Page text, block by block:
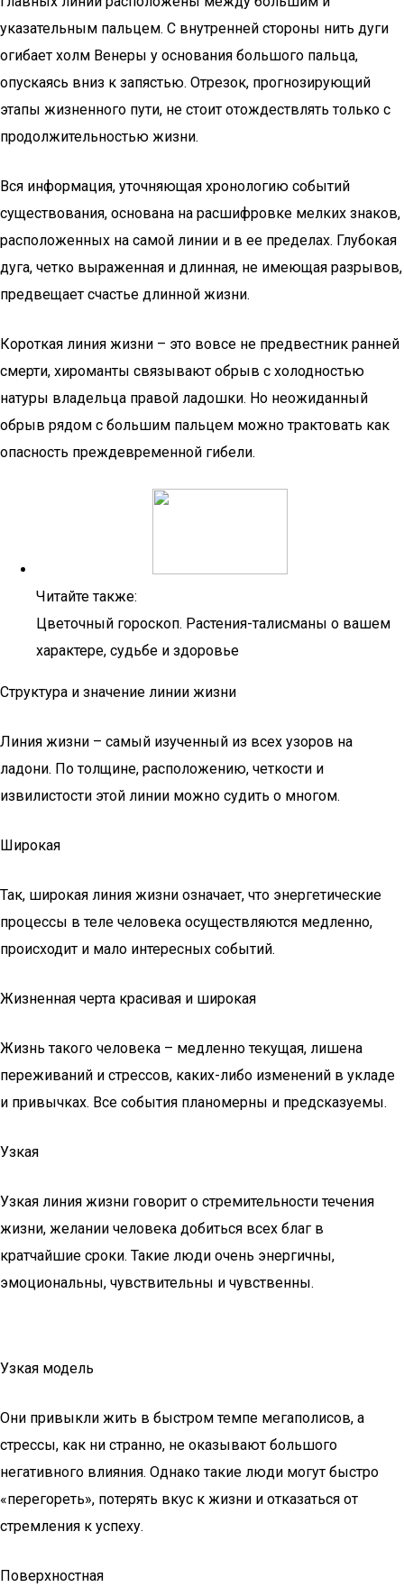
указательным пальцем. С внутренней стороны нить дуги
огибает холм Венеры у основания большого пальца,
опускаясь вниз к запястью. Отрезок, прогнозирующий
этапы жизненного пути, не стоит отождествлять только с
продолжительностью жизни.
Вся информация, уточняющая хронологию событий
существования, основана на расшифровке мелких знаков,
расположенных на самой линии и в ее пределах. Глубокая
дуга, четко выраженная и длинная, не имеющая разрывов,
предвещает счастье длинной жизни.
Короткая линия жизни – это вовсе не предвестник ранней
смерти, хироманты связывают обрыв с холодностью
натуры владельца правой ладошки. Но неожиданный
обрыв рядом с большим пальцем можно трактовать как
опасность преждевременной гибели.
Читайте также:
Цветочный гороскоп. Растения-талисманы о вашем
характере, судьбе и здоровье
Структура и значение линии жизни
Линия жизни – самый изученный из всех узоров на
ладони. По толщине, расположению, четкости и
извилистости этой линии можно судить о многом.
Широкая
Так, широкая линия жизни означает, что энергетические
процессы в теле человека осуществляются медленно,
происходит и мало интересных событий.
Жизненная черта красивая и широкая
Жизнь такого человека – медленно текущая, лишена
переживаний и стрессов, каких-либо изменений в укладе
и привычках. Все события планомерны и предсказуемы.
Узкая
Узкая линия жизни говорит о стремительности течения
жизни, желании человека добиться всех благ в
кратчайшие сроки. Такие люди очень энергичны,
эмоциональны, чувствительны и чувственны.
Узкая модель
Они привыкли жить в быстром темпе мегаполисов, а
стрессы, как ни странно, не оказывают большого
негативного влияния. Однако такие люди могут быстро
«перегореть», потерять вкус к жизни и отказаться от
стремления к успеху.
Поверхностная